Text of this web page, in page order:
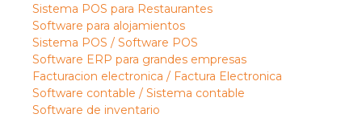
Sistema POS para Restaurantes
Software para alojamientos
Sistema POS / Software POS
Software ERP para grandes empresas
Facturacion electronica / Factura Electronica
Software contable / Sistema contable
Software de inventario